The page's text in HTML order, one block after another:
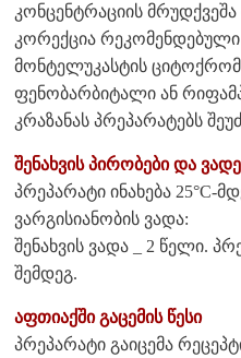
კონცენტრაციის
კორექცია
მონტელუკასტის
ფენობარბიტალი ან
კრაზანას პრეპარატებს
შენახვის პირობები და
პრეპარატი ინახება 25°C-
ვარგისიანობის ვადა:
შენახვის ვადა _ 2 წელი.
შემდეგ.
აფთიაქში გაცემის წესი
პრეპარატი გაიცემა